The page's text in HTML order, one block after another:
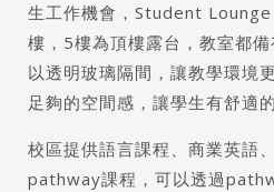
生工作機會，Student
樓，5樓為頂樓露台，教室都
以透明玻璃隔間，讓教學環境
足夠的空間感，讓學生有舒適
校區提供語言課程、商業英語
pathway課程，可以透過